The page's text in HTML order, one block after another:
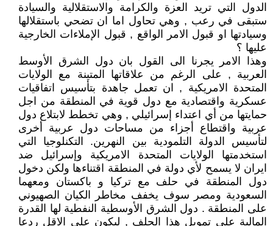
الدول التي تريد العزة والكرامة والاستقلالية والسيادة
ستبقى في رعب , وهي تحاول اما ان تضحي باستقلالها
وسيادتها او قبول الامر الواقع , قبول الإملاءات الخارجية
عليها ؟
وهذا الامر يجرنا الى القول بان دول الشرق الأوسط
العربية , على الرغم من علاقاتها المتينة مع الولايات
المتحدة الامريكية , ان تعمل جاهدة بتأسيس اتفاقيات
عسكرية واقتصادية مع دول قوية في المنطقة من اجل
حمايتها من أي اعتداء إسرائيلي , وهي تخطط لابتلاع دول
عربية واقتطاع أجزاء من مساحات دول عربية أخرى
لتأسيس الدولة التلمودية بين النهرين. التكنلوجيا التي
استخدمتها الولايات المتحدة الامريكية وإسرائيل ضد
ايران لا يسمح لأي دولة في المنطقة اقتناءها ولكن دخول
دول المنطقة في حلف مع تركيا و باكستان ومعهما
السعودية ومصر سوف يخفف مخاطر الكيان الصهيوني
على المنطقة . دول الشرق الأوسطية النفطية لها القدرة
المالية على تمويل هذا الحلف , ليكون على الاقل ردعا